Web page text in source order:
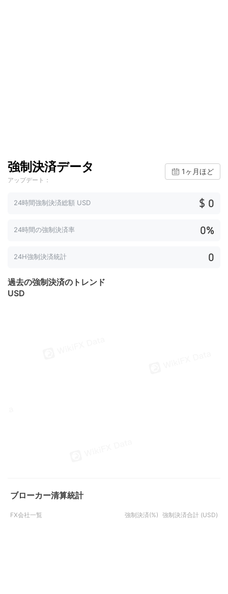
強制決済データ
アップデート：
1ヶ月ほど
24時間強制決済総額 USD $ 0
24時間の強制決済率 0%
24H強制決済統計 0
過去の強制決済のトレンド
USD
ブローカー清算統計
FX会社一覧 強制決済(%) 強制決済合計 (USD)